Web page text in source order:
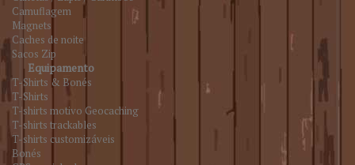
Camuflagem
Magnets
Caches de noite
Sacos Zip
Equipamento
T-Shirts & Bonés
T-Shirts
T-shirts motivo Geocaching
T-shirts trackables
T-shirts customizáveis
Bonés